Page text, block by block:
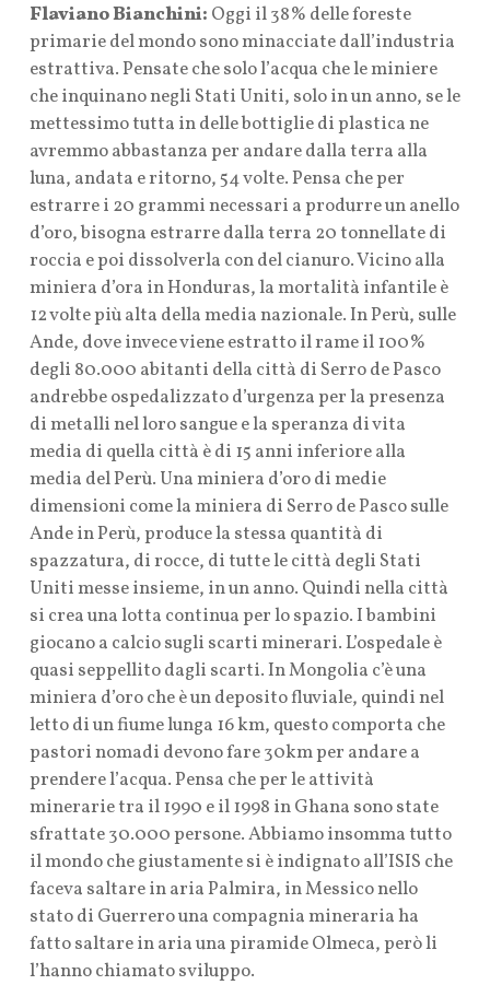
Flaviano Bianchini: Oggi il 38% delle foreste
primarie del mondo sono minacciate dall’industria
estrattiva. Pensate che solo l’acqua che le miniere
che inquinano negli Stati Uniti, solo in un anno, se le
mettessimo tutta in delle bottiglie di plastica ne
avremmo abbastanza per andare dalla terra alla
luna, andata e ritorno, 54 volte. Pensa che per
estrarre i 20 grammi necessari a produrre un anello
d’oro, bisogna estrarre dalla terra 20 tonnellate di
roccia e poi dissolverla con del cianuro. Vicino alla
miniera d’ora in Honduras, la mortalità infantile è
12 volte più alta della media nazionale. In Perù, sulle
Ande, dove invece viene estratto il rame il 100%
degli 80.000 abitanti della città di Serro de Pasco
andrebbe ospedalizzato d’urgenza per la presenza
di metalli nel loro sangue e la speranza di vita
media di quella città è di 15 anni inferiore alla
media del Perù. Una miniera d’oro di medie
dimensioni come la miniera di Serro de Pasco sulle
Ande in Perù, produce la stessa quantità di
spazzatura, di rocce, di tutte le città degli Stati
Uniti messe insieme, in un anno. Quindi nella città
si crea una lotta continua per lo spazio. I bambini
giocano a calcio sugli scarti minerari. L’ospedale è
quasi seppellito dagli scarti. In Mongolia c’è una
miniera d’oro che è un deposito fluviale, quindi nel
letto di un fiume lunga 16 km, questo comporta che
pastori nomadi devono fare 30km per andare a
prendere l’acqua. Pensa che per le attività
minerarie tra il 1990 e il 1998 in Ghana sono state
sfrattate 30.000 persone. Abbiamo insomma tutto
il mondo che giustamente si è indignato all’ISIS che
faceva saltare in aria Palmira, in Messico nello
stato di Guerrero una compagnia mineraria ha
fatto saltare in aria una piramide Olmeca, però li
l’hanno chiamato sviluppo.